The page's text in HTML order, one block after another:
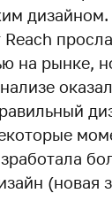
на рынке,
(новая